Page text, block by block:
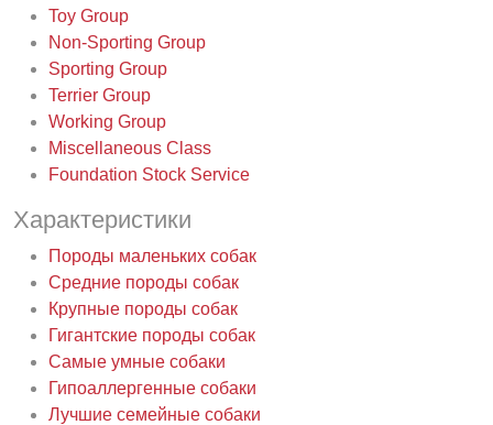
Toy Group
Non-Sporting Group
Sporting Group
Terrier Group
Working Group
Miscellaneous Class
Foundation Stock Service
Характеристики
Породы маленьких собак
Средние породы собак
Крупные породы собак
Гигантские породы собак
Самые умные собаки
Гипоаллергенные собаки
Лучшие семейные собаки